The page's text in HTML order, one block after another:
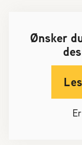
Reaksjon på
Om Norges
Ønsker